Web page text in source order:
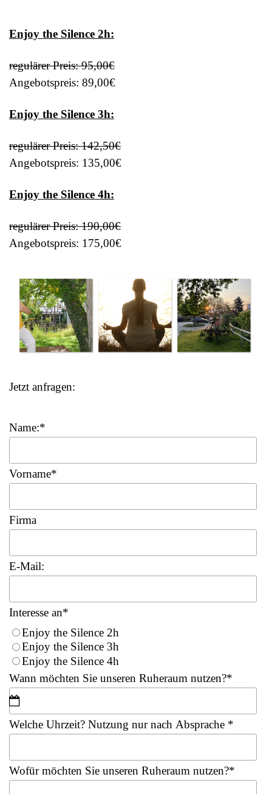
Enjoy the Silence 2h:
regulärer Preis: 95,00€
Angebotspreis: 89,00€
Enjoy the Silence 3h:
regulärer Preis: 142,50€
Angebotspreis: 135,00€
Enjoy the Silence 4h:
regulärer Preis: 190,00€
Angebotspreis: 175,00€
Jetzt anfragen:
Name:*
Vorname*
Firma
E-Mail:
Interesse an*
Enjoy the Silence 2h
Enjoy the Silence 3h
Enjoy the Silence 4h
Wann möchten Sie unseren Ruheraum nutzen?*
Welche Uhrzeit? Nutzung nur nach Absprache *
Wofür möchten Sie unseren Ruheraum nutzen?*